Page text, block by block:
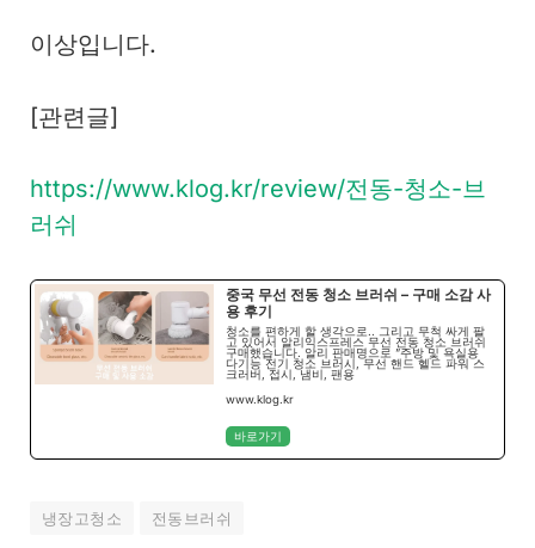
이상입니다.
[관련글]
https://www.klog.kr/review/전동-청소-브
러쉬
중국 무선 전동 청소 브러쉬 – 구매 소감 사
용 후기
청소를 편하게 할 생각으로.. 그리고 무척 싸게 팔
고 있어서 알리익스프레스 무선 전동 청소 브러쉬
구매했습니다. 알리 판매명으로 ”주방 및 욕실용
다기능 전기 청소 브러시, 무선 핸드 헬드 파워 스
크러버, 접시, 냄비, 팬용
www.klog.kr
바로가기
냉장고청소 전동브러쉬